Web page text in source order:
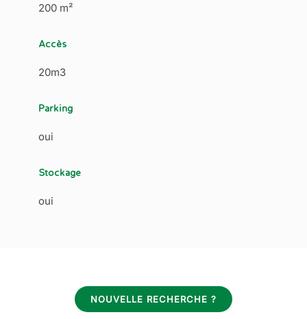
200 m²
Accès
20m3
Parking
oui
Stockage
oui
NOUVELLE RECHERCHE ?